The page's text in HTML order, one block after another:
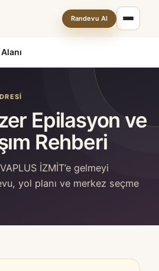
Randevu Al
Epilasyon ve
Rehberi
İZMİT’e gelmeyi
yol planı ve merkez seçme